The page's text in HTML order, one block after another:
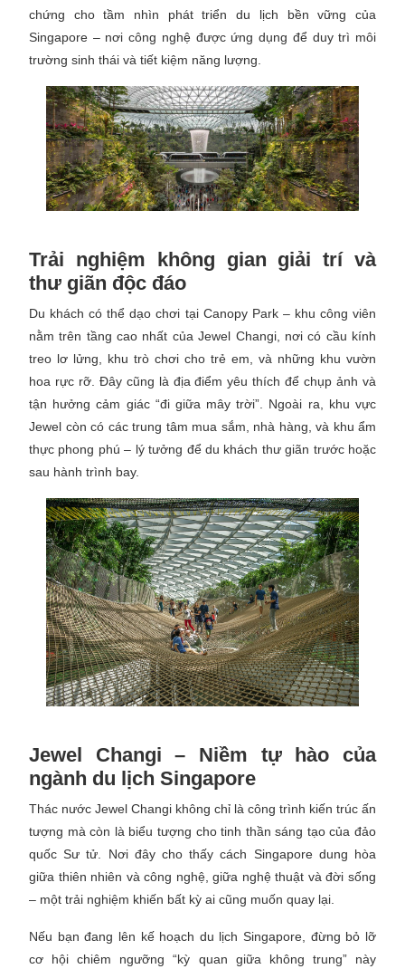
chứng cho tầm nhìn phát triển du lịch bền vững của
Singapore – nơi công nghệ được ứng dụng để duy trì môi
trường sinh thái và tiết kiệm năng lượng.
Trải nghiệm không gian giải trí và
thư giãn độc đáo
Du khách có thể dạo chơi tại Canopy Park – khu công viên
nằm trên tầng cao nhất của Jewel Changi, nơi có cầu kính
treo lơ lửng, khu trò chơi cho trẻ em, và những khu vườn
hoa rực rỡ. Đây cũng là địa điểm yêu thích để chụp ảnh và
tận hưởng cảm giác “đi giữa mây trời”. Ngoài ra, khu vực
Jewel còn có các trung tâm mua sắm, nhà hàng, và khu ẩm
thực phong phú – lý tưởng để du khách thư giãn trước hoặc
sau hành trình bay.
Jewel Changi – Niềm tự hào của
ngành du lịch Singapore
Thác nước Jewel Changi không chỉ là công trình kiến trúc ấn
tượng mà còn là biểu tượng cho tinh thần sáng tạo của đảo
quốc Sư tử. Nơi đây cho thấy cách Singapore dung hòa
giữa thiên nhiên và công nghệ, giữa nghệ thuật và đời sống
– một trải nghiệm khiến bất kỳ ai cũng muốn quay lại.
Nếu bạn đang lên kế hoạch du lịch Singapore, đừng bỏ lỡ
cơ hội chiêm ngưỡng “kỳ quan giữa không trung” này